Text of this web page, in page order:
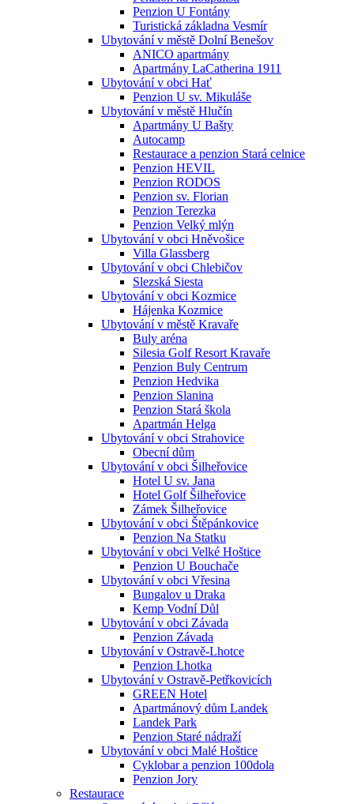
Penzion U Fontány
Turistická základna Vesmír
Ubytování v městě Dolní Benešov
ANICO apartmány
Apartmány LaCatherina 1911
Ubytování v obci Hať
Penzion U sv. Mikuláše
Ubytování v městě Hlučín
Apartmány U Bašty
Autocamp
Restaurace a penzion Stará celnice
Penzion HEVIL
Penzion RODOS
Penzion sv. Florian
Penzion Terezka
Penzion Velký mlýn
Ubytování v obci Hněvošice
Villa Glassberg
Ubytování v obci Chlebičov
Slezská Siesta
Ubytování v obci Kozmice
Hájenka Kozmice
Ubytování v městě Kravaře
Buly aréna
Silesia Golf Resort Kravaře
Penzion Buly Centrum
Penzion Hedvika
Penzion Slanina
Penzion Stará škola
Apartmán Helga
Ubytování v obci Strahovice
Obecní dům
Ubytování v obci Šilheřovice
Hotel U sv. Jana
Hotel Golf Šilheřovice
Zámek Šilheřovice
Ubytování v obci Štěpánkovice
Penzion Na Statku
Ubytování v obci Velké Hoštice
Penzion U Bouchače
Ubytování v obci Vřesina
Bungalov u Draka
Kemp Vodní Důl
Ubytování v obci Závada
Penzion Závada
Ubytování v Ostravě-Lhotce
Penzion Lhotka
Ubytování v Ostravě-Petřkovicích
GREEN Hotel
Apartmánový dům Landek
Landek Park
Penzion Staré nádraží
Ubytování v obci Malé Hoštice
Cyklobar a penzion 100dola
Penzion Jory
Restaurace